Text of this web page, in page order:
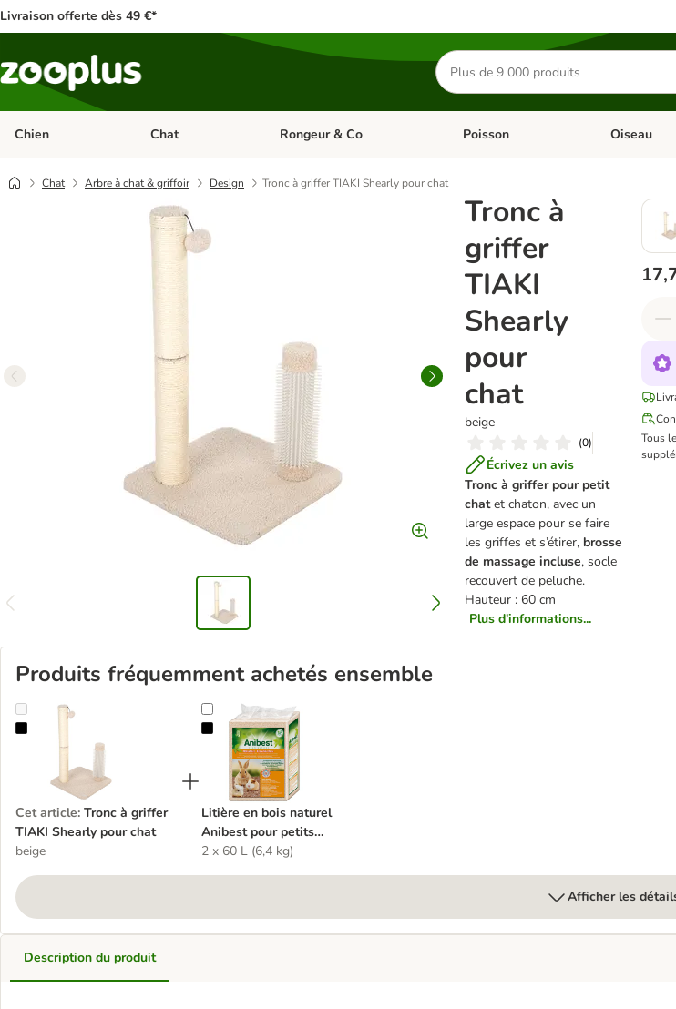
Livraison offerte dès 49 €*
Rechercher
des
produits
Chien Dérouler les catégories: Chien
Chat Dérouler les catégories: Chat
Rongeur & Co Dérouler les catégories: Rongeur & Co
Poisson Dérouler les
Oiseau
Chat Arbre à chat & griffoir Design Tronc à griffer TIAKI Shearly pour chat
Tronc à
griffer
TIAKI
Shearly
pour
chat
beige
(0)
Écrivez un avis
Tronc à griffer pour petit
chatet chaton, avec un
large espace pour se faire
les griffes et s’étirer, brosse
de massage incluse, socle
recouvert de peluche.
Hauteur : 60 cm
Plus d'informations...
Tous
Produits fréquemment achetés ensemble
Tronc à griffer TIAKI Shearly pour chat
Cet article: Tronc à griffer
TIAKI Shearly pour chat
beige
Litière en bois naturel Anibest pour petits animaux
Litière en bois naturel
Anibest pour petits
animaux
2 x 60 L (6,4 kg)
Afficher les
Description du produit